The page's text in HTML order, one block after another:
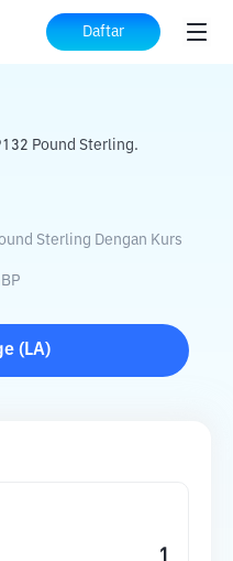
Daftar
GBP
Pound Sterling.
Sterling Dengan Kurs
( LA)